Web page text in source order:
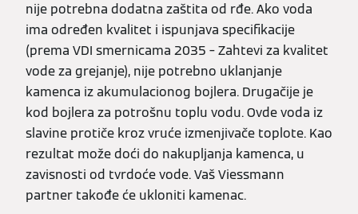
nije potrebna dodatna zaštita od rđe. Ako voda
ima određen kvalitet i ispunjava specifikacije
(prema VDI smernicama 2035 – Zahtevi za kvalitet
vode za grejanje), nije potrebno uklanjanje
kamenca iz akumulacionog bojlera. Drugačije je
kod bojlera za potrošnu toplu vodu. Ovde voda iz
slavine protiče kroz vruće izmenjivače toplote. Kao
rezultat može doći do nakupljanja kamenca, u
zavisnosti od tvrdoće vode. Vaš Viessmann
partner takođe će ukloniti kamenac.